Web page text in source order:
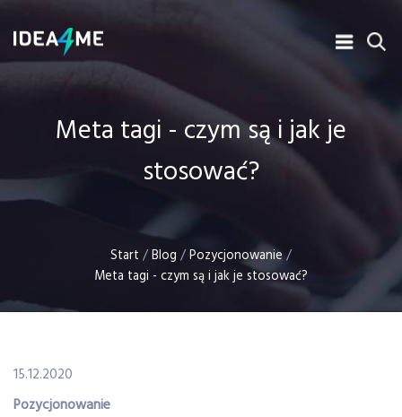
Meta tagi - czym są i jak je
stosować?
Start /Blog /Pozycjonowanie/
Meta tagi - czym są i jak je stosować?
15.12.2020
Pozycjonowanie